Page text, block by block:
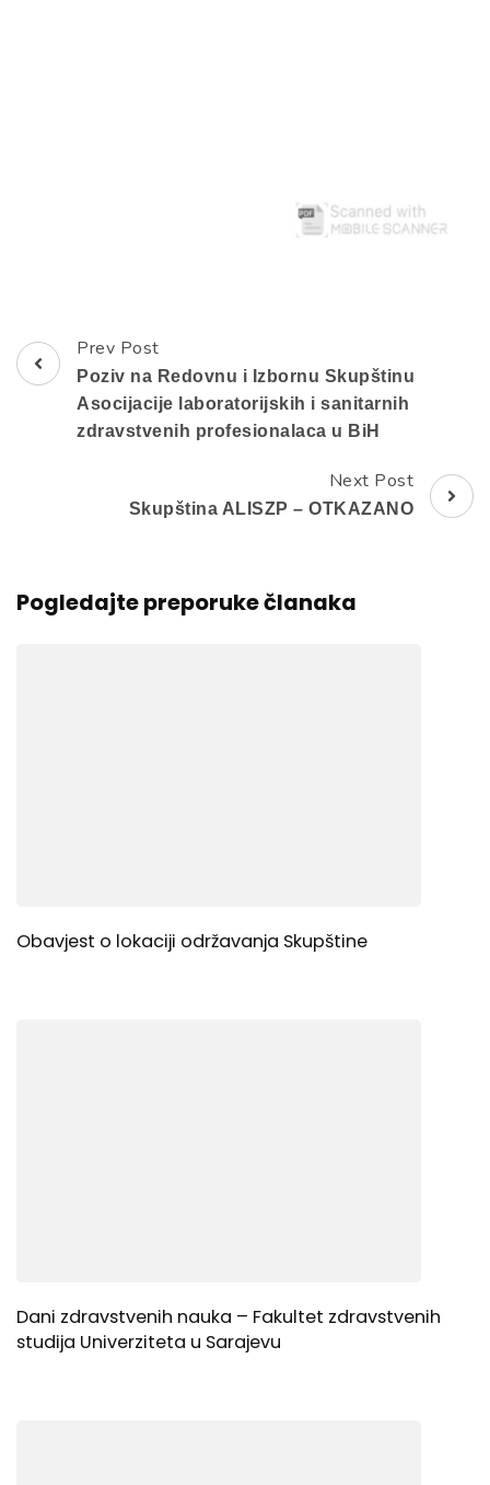
Post
Navigation
Prev Post
Poziv na Redovnu i Izbornu Skupštinu
Asocijacije laboratorijskih i sanitarnih
zdravstvenih profesionalaca u BiH
Next Post
Skupština ALISZP – OTKAZANO
Pogledajte preporuke članaka
Obavjest o lokaciji održavanja Skupštine
Dani zdravstvenih nauka – Fakultet zdravstvenih
studija Univerziteta u Sarajevu